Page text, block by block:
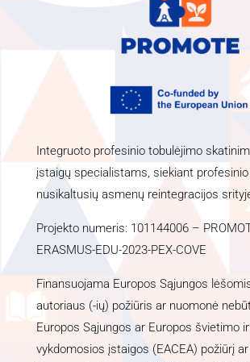
Integruoto profesinio tobulėjimo
įstaigų specialistams, siekiant
nusikaltusių asmenų reintegracijos
Projekto numeris: 101144006 –
ERASMUS-EDU-2023-PEX-COVE
Finansuojama Europos Sąjungos
autoriaus (-ių) požiūris ar nuomonė
Europos Sąjungos ar Europos švietimo
vykdomosios įstaigos (EACEA) požiūrį